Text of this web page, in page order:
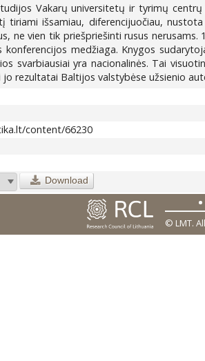
Vakarų universitetų ir tyrimų
tiriami išsamiau, diferencijuočiau,
ne vien tik priešpriešinti rusus
konferencijos medžiaga. Knygos
svarbiausiai yra nacionalinės. Tai
rezultatai Baltijos valstybėse užsienio
content/66230
Download
© LMT.